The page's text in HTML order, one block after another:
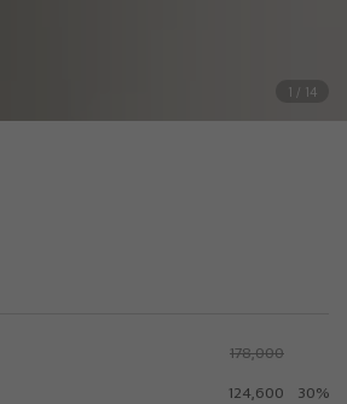
1 / 14
178,000
124,600 30%